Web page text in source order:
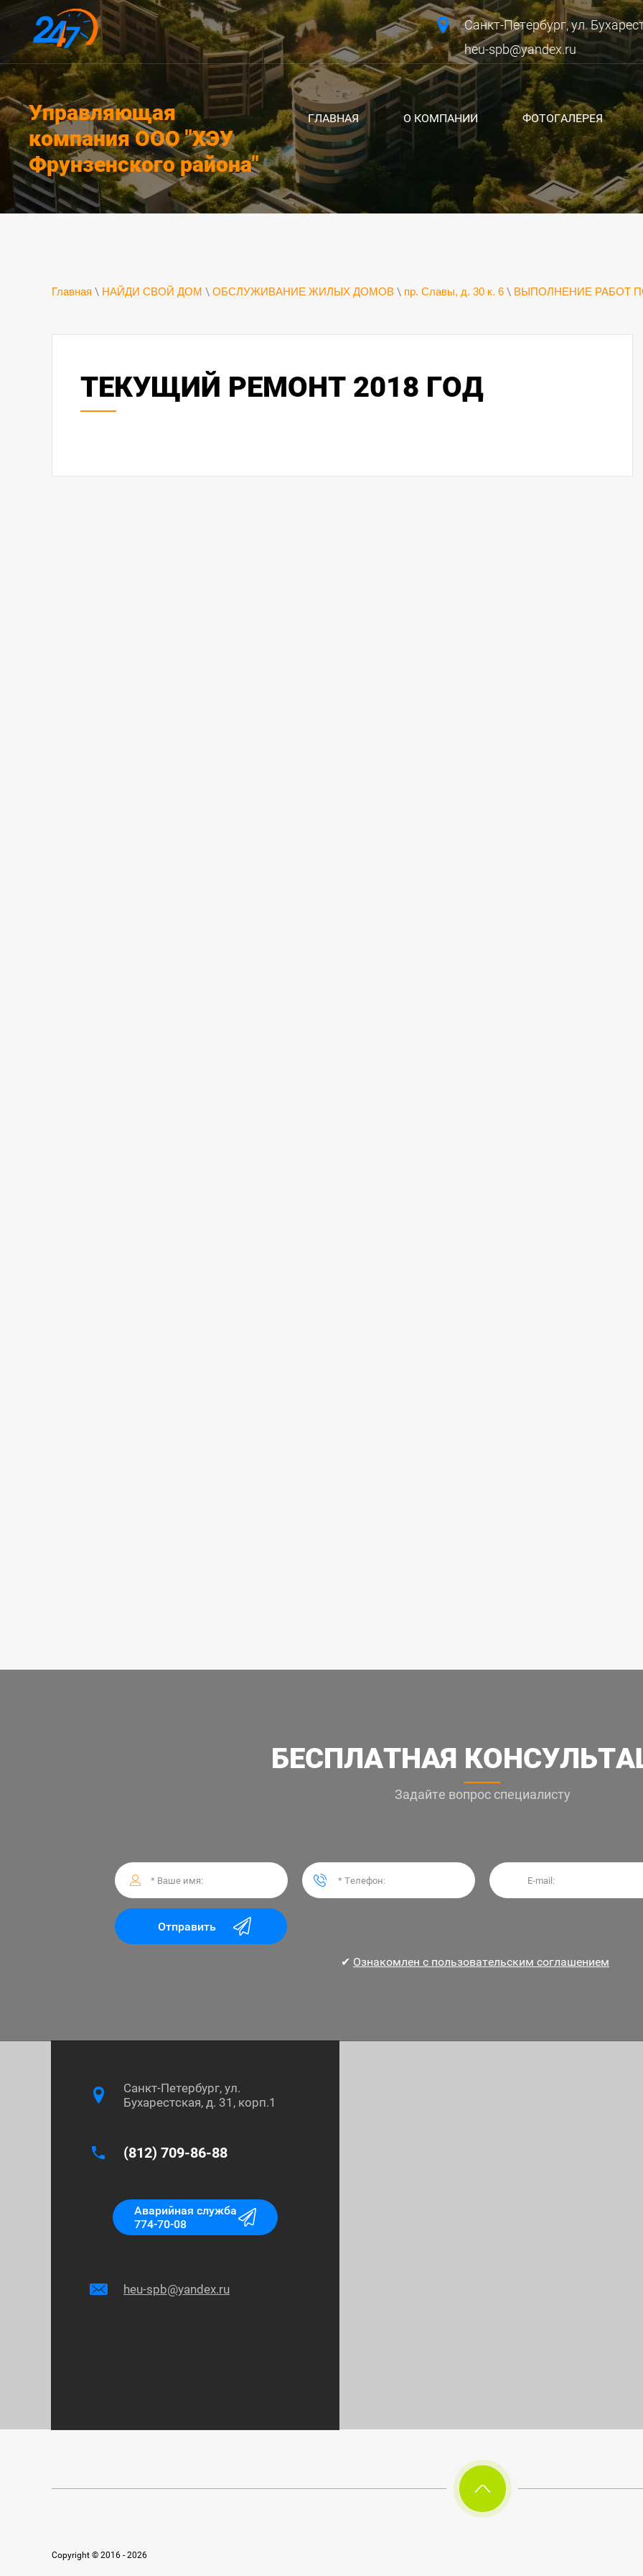
Санкт-Петербург, ул.
heu-spb@yandex.ru
Управляющая
компания ООО "ХЭУ
Фрунзенского района"
ГЛАВНАЯ О КОМПАНИИ ФОТОГАЛЕРЕЯ
Главная \ НАЙДИ СВОЙ ДОМ \ ОБСЛУЖИВАНИЕ ЖИЛЫХ ДОМОВ \ пр. Славы, д. 30 к. 6 \ ВЫПОЛНЕНИЕ РАБОТ
ТЕКУЩИЙ РЕМОНТ 2018 ГОД
Будапештская ул., д. 32
БЕСПЛАТНАЯ
Задайте вопрос специалисту
Отправить
✔ Ознакомлен с пользовательским соглашением
Санкт-Петербург, ул.
Бухарестская, д. 31, корп.1
(812) 709-86-88
Аварийная служба
774-70-08
heu-spb@yandex.ru
Copyright © 2016 - 2026